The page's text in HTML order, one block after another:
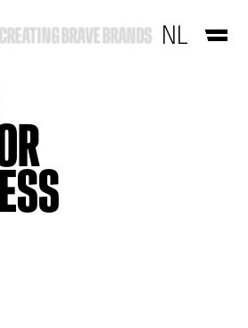
BRANDS NL
BRANDING